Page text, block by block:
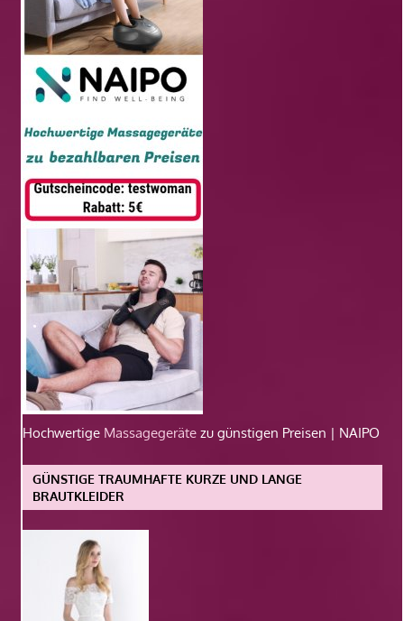
Hochwertige Massagegeräte zu günstigen Preisen | NAIPO
GÜNSTIGE TRAUMHAFTE KURZE UND LANGE
BRAUTKLEIDER